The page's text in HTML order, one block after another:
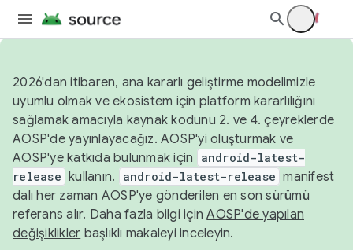
2026'dan itibaren, ana kararlı geliştirme modelimizle
uyumlu olmak ve ekosistem için platform kararlılığını
sağlamak amacıyla kaynak kodunu 2. ve 4. çeyreklerde
AOSP'de yayınlayacağız. AOSP'yi oluşturmak ve
AOSP'ye katkıda bulunmak için
android-latest-
release kullanın. android-latest-release manifest
dalı her zaman AOSP'ye gönderilen en son sürümü
referans alır. Daha fazla bilgi içinAOSP'de yapılan
değişiklikler başlıklı makaleyi inceleyin.